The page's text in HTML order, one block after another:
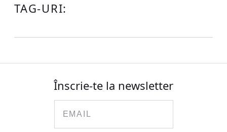
TAG-URI:
Înscrie-te la newsletter